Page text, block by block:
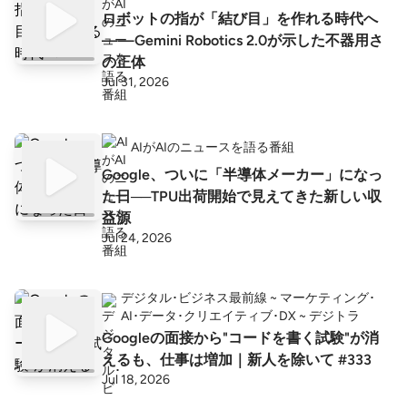
ロボットの指が「結び目」を作れる時代へ
——Gemini Robotics 2.0が示した不器用さ
の正体
Jul 31, 2026
AIがAIのニュースを語る番組
Google、ついに「半導体メーカー」になっ
た日──TPU出荷開始で見えてきた新しい収
益源
Jul 24, 2026
デジタル･ビジネス最前線 ~ マーケティング･
AI･データ･クリエイティブ･DX ~ デジトラ
Googleの面接から"コードを書く試験"が消
えるも、仕事は増加｜新人を除いて #333
Jul 18, 2026